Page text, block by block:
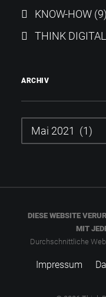
KNOW-HOW (9)
THINK
ARCHIV
Archiv
DIESE WEBSITE
MIT
Durchschnittliche
Impressum